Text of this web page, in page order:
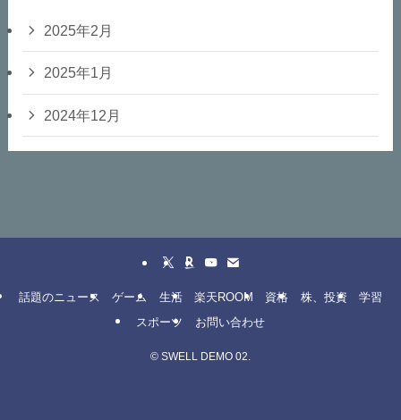
2025年2月
2025年1月
2024年12月
話題のニュース ゲーム 生活 楽天ROOM 資格 株、投資
学習
スポーツ
お問い合わせ
© SWELL DEMO 02.